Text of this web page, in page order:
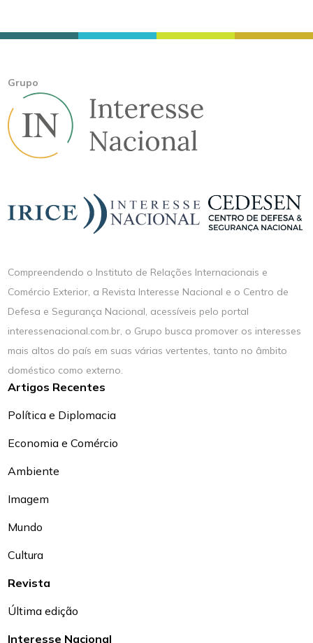
Grupo
Compreendendo o Instituto de Relações Internacionais e
Comércio Exterior, a Revista Interesse Nacional e o Centro de
Defesa e Segurança Nacional, acessíveis pelo portal
interessenacional.com.br, o Grupo busca promover os interesses
mais altos do país em suas várias vertentes, tanto no âmbito
doméstico como externo.
Artigos Recentes
Política e Diplomacia
Economia e Comércio
Ambiente
Imagem
Mundo
Cultura
Revista
Última edição
Interesse Nacional